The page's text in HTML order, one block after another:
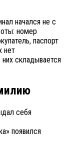
начался не с
номер
паспорт
нет
складывается
появился